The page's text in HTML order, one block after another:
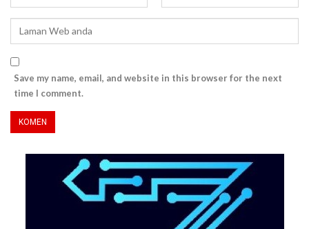
Save my name, email, and website in this browser for the next
time I comment.